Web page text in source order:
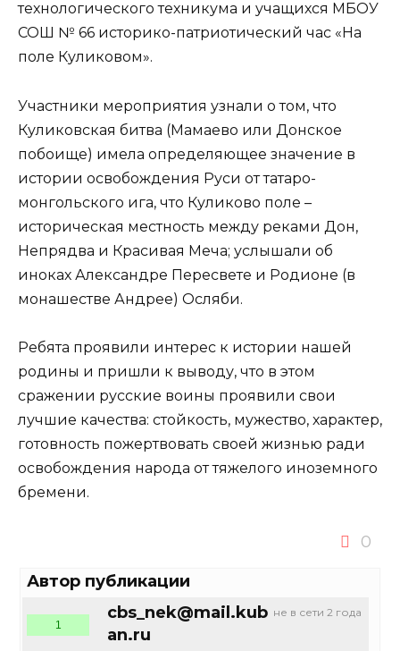
технологического техникума и учащихся МБОУ
СОШ № 66 историко-патриотический час «На
поле Куликовом».
Участники мероприятия узнали о том, что
Куликовская битва (Мамаево или Донское
побоище) имела определяющее значение в
истории освобождения Руси от татаро-
монгольского ига, что Куликово поле –
историческая местность между реками Дон,
Непрядва и Красивая Меча; услышали об
иноках Александре Пересвете и Родионе (в
монашестве Андрее) Осляби.
Ребята проявили интерес к истории нашей
родины и пришли к выводу, что в этом
сражении русские воины проявили свои
лучшие качества: стойкость, мужество, характер,
готовность пожертвовать своей жизнью ради
освобождения народа от тяжелого иноземного
бремени.
0
Автор публикации
не в сети 2 года
cbs_nek@mail.kub
an.ru
1